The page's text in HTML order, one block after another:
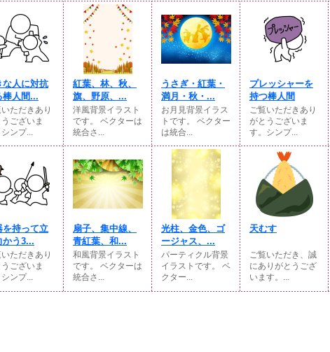
な人に対抗
棒人間...
ただきあり
ございま
ンプ...
紅葉、林、秋、
旗、野原、...
洋風背景イラスト
です。 ベクターは
統合さ...
うさぎ・紅葉・
満月・秋・...
お月見背景イラス
トです。 ベクター
は統合...
プレッシャーを
持つ棒人間
ご覧いただきあり
がとうございま
す。シンプ...
を持って立
かう3...
ただきあり
ございま
ンプ...
扇子、集中線、
青紅葉、和...
和風背景イラスト
です。 ベクターは
統合さ...
光柱、金色、ゴ
ージャス、...
パーティクル背景
イラストです。 ベ
クター...
天むす
ご覧いただき、誠
にありがとうござ
います。...